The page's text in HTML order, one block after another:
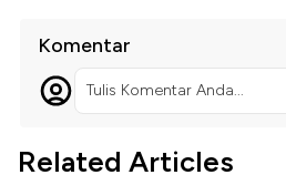
Komentar
Tulis Komentar Anda...
Related Articles